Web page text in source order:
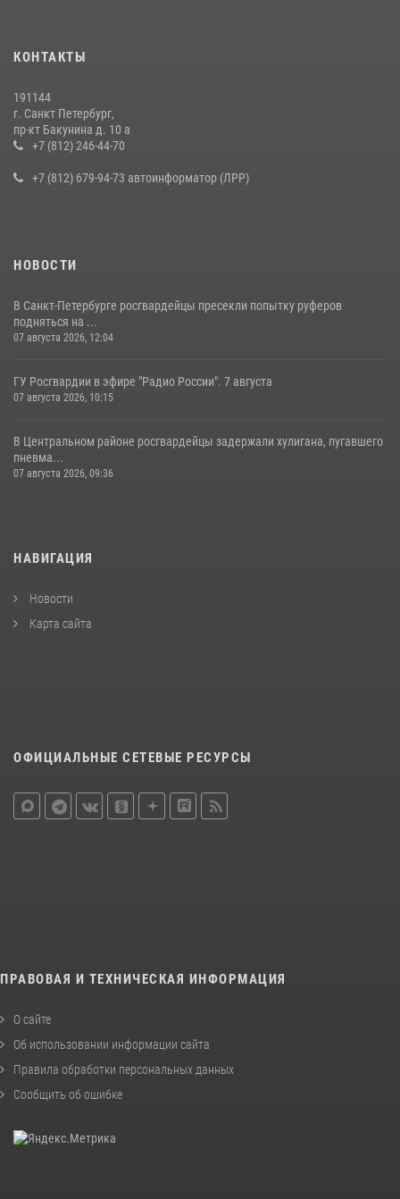
КОНТАКТЫ
191144
г. Санкт Петербург,
пр-кт Бакунина д. 10 а
+7 (812) 246-44-70
+7 (812) 679-94-73 автоинформатор (ЛРР)
НОВОСТИ
В Санкт-Петербурге росгвардейцы пресекли попытку руферов
подняться на ...
07 августа 2026, 12:04
ГУ Росгвардии в эфире "Радио России". 7 августа
07 августа 2026, 10:15
В Центральном районе росгвардейцы задержали хулигана, пугавшего
пневма...
07 августа 2026, 09:36
НАВИГАЦИЯ
Новости
Карта сайта
ОФИЦИАЛЬНЫЕ СЕТЕВЫЕ РЕСУРСЫ
ПРАВОВАЯ И ТЕХНИЧЕСКАЯ ИНФОРМАЦИЯ
О сайте
Об использовании информации сайта
Правила обработки персональных данных
Сообщить об ошибке